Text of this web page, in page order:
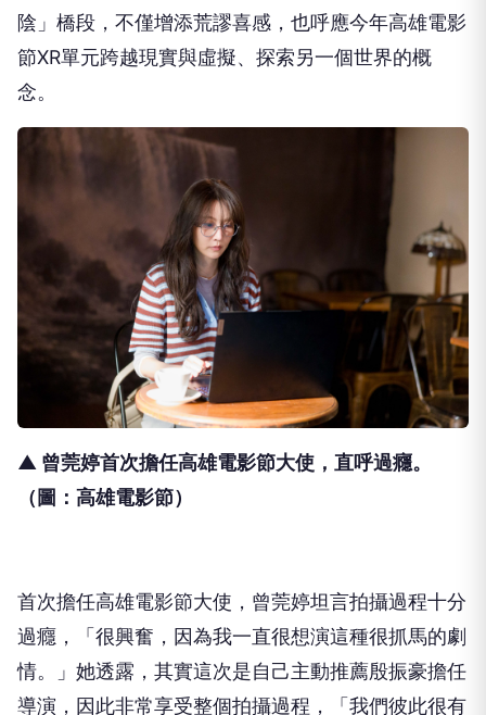
陰」橋段， 不僅增添荒謬喜感， 也呼應今年高雄電影
節XR單元跨越現實與虛擬、 探索另一個世界的概
念。
▲ 曾莞婷首次擔任高雄電影節大使，直呼過癮。
（圖：高雄電影節）
首次擔任高雄電影節大使，曾莞婷坦言拍攝過程十分
過癮，「很興奮，因為我一直很想演這種很抓馬的劇
情。」她透露， 其實這次是自己主動推薦殷振豪擔任
導演， 因此非常享受整個拍攝過程，「我們彼此很有